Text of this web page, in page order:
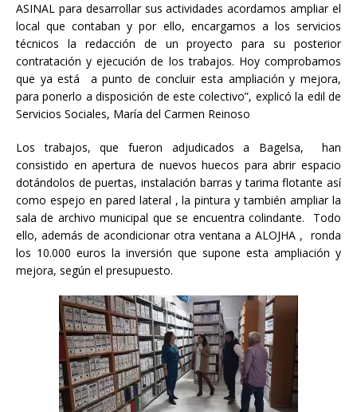
ASINAL para desarrollar sus actividades acordamos ampliar el
local que contaban y por ello, encargamos a los servicios
técnicos la redacción de un proyecto para su posterior
contratación y ejecución de los trabajos. Hoy comprobamos
que ya está a punto de concluir esta ampliación y mejora,
para ponerlo a disposición de este colectivo”, explicó la edil de
Servicios Sociales, María del Carmen Reinoso
Los trabajos, que fueron adjudicados a Bagelsa, han
consistido en apertura de nuevos huecos para abrir espacio
dotándolos de puertas, instalación barras y tarima flotante así
como espejo en pared lateral , la pintura y también ampliar la
sala de archivo municipal que se encuentra colindante. Todo
ello, además de acondicionar otra ventana a ALOJHA , ronda
los 10.000 euros la inversión que supone esta ampliación y
mejora, según el presupuesto.